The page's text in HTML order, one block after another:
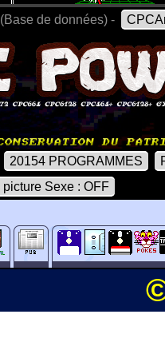
(Base de données) -
20154 PROGRAMMES
picture Sexe : OFF